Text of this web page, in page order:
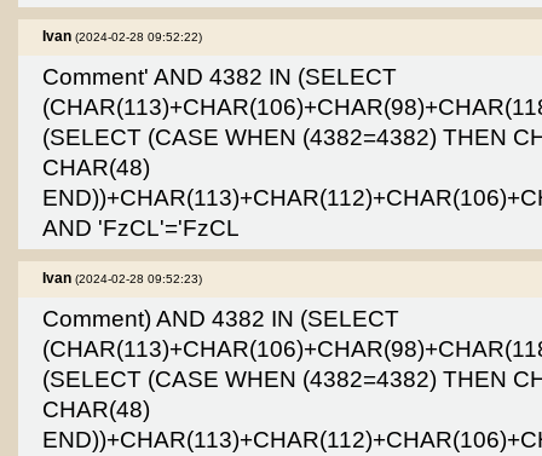
Ivan (2024-02-28 09:52:22)
Comment' AND 4382 IN (SELECT
(SELECT (CASE WHEN (4382=4382) THEN
CHAR(48)
AND 'FzCL'='FzCL
Ivan (2024-02-28 09:52:23)
Comment) AND 4382 IN (SELECT
(SELECT (CASE WHEN (4382=4382) THEN
CHAR(48)